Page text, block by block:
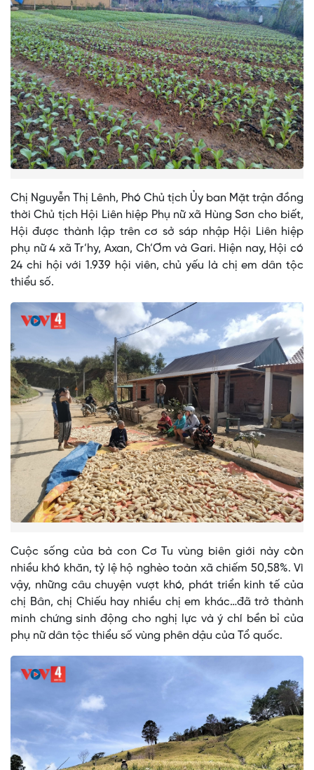
Chị Nguyễn Thị Lênh, Phó Chủ tịch Ủy ban Mặt trận đồng
thời Chủ tịch Hội Liên hiệp Phụ nữ xã Hùng Sơn cho biết,
Hội được thành lập trên cơ sở sáp nhập Hội Liên hiệp
phụ nữ 4 xã Tr’hy, Axan, Ch’Ơm và Gari. Hiện nay, Hội có
24 chi hội với 1.939 hội viên, chủ yếu là chị em dân tộc
thiểu số.
Cuộc sống của bà con Cơ Tu vùng biên giới này còn
nhiều khó khăn, tỷ lệ hộ nghèo toàn xã chiếm 50,58%. Vì
vậy, những câu chuyện vượt khó, phát triển kinh tế của
chị Bân, chị Chiếu hay nhiều chị em khác…đã trở thành
minh chứng sinh động cho nghị lực và ý chí bền bỉ của
phụ nữ dân tộc thiểu số vùng phên dậu của Tổ quốc.